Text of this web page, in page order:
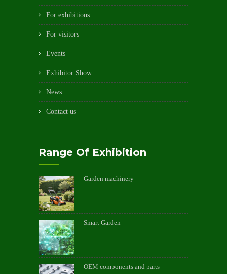
For exhibitions
For visitors
Events
Exhibitor Show
News
Contact us
Range Of Exhibition
Garden machinery
Smart Garden
OEM components and parts